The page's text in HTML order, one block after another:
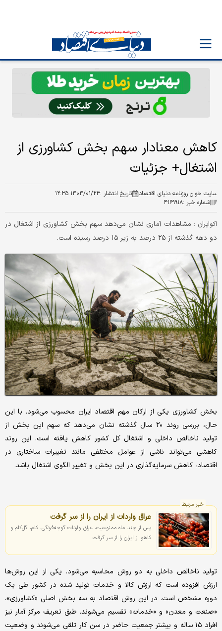
کاهش معنادار سهم بخش کشاورزی از
اشتغال+ جزئیات
سایت خوان روزنامه دنیای اقتصاد تاریخ انتشار :۱۴۰۴/۰۱/۲۳ ۱۲:۳۵
شماره خبر :۴۱۶۹۹۱۸
اکوایران : مشاهدات آماری نشان می‌دهد سهم بخش کشاورزی از اشتغال در
دو دهه گذشته از ۲۵ درصد به زیر ۱۵ درصد رسیده است.
بخش کشاورزی یکی از ارکان مهم اقتصاد ایران محسوب می‌شود. با این
حال، بررسی روند ۲۰ سال گذشته نشان می‌دهد که سهم این بخش از
تولید ناخالص داخلی و اشتغال کل کشور کاهش یافته است. این روند
کاهشی می‌تواند ناشی از عوامل مختلفی مانند تغییرات ساختاری در
اقتصاد، کاهش سرمایه‌گذاری در این بخش و تغییر الگوی اشتغال باشد.
خبر مرتبط
عراق واردات از ایران را از سر گرفت
پس از چند ماه ممنوعیت، عراق واردات گوجه‌فرنگی، کلم، گل‌کلم و
کاهو از ایران را از سر گرفت.
تولید ناخالص داخلی به دو روش محاسبه می‌شود. یکی از این روش‌ها
ارزش افزوده است که ارزش کالا و خدمات تولید شده در کشور طی یک
دوره مشخص است. در این روش اقتصاد به سه بخش اصلی «کشاورزی»،
«صنعت و معدن» و «خدمات» تقسیم می‌شوند. طبق تعریف مرکز آمار نیز
افراد ۱۵ ساله و بیشتر جمعیت حاضر در سن کار تلقی می‌شوند و وضعیت